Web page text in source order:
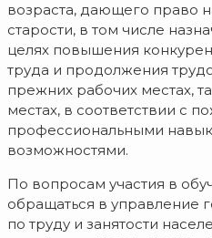
возраста, дающего право
старости, в том числе
целях повышения
труда и продолжения
прежних рабочих местах,
местах, в соответствии с
профессиональными
возможностями.
По вопросам участия в
обращаться в управление
по труду и занятости